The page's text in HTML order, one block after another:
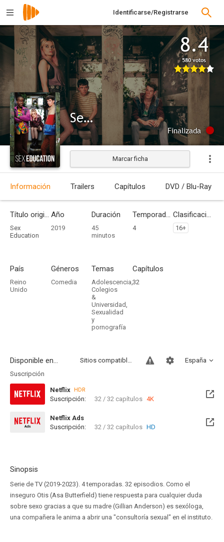
Identificarse/Registrarse
8.4
580 votos
Sex Education
Finalizada
Marcar ficha
Información Trailers Capítulos DVD / Blu-Ray
Título original
Sex
Education
Año
2019
Duración
45
minutos
Temporadas
4
Clasificación por edades
16+
País
Reino
Unido
Géneros
Comedia
Temas
Adolescencia,
Colegios
&
Universidad,
Sexualidad
y
pornografía
Capítulos
32
Disponible en... España
Sitios compatibles
Suscripción
Netflix HDR
Suscripción: 32 / 32 capítulos 4K
Netflix Ads
Suscripción:
32 / 32 capítulos HD
Sinopsis
Serie de TV (2019-2023). 4 temporadas. 32 episodios. Como el
inseguro Otis (Asa Butterfield) tiene respuesta para cualquier duda
sobre sexo gracias a que su madre (Gillian Anderson) es sexóloga,
una compañera le anima a abrir una "consultoría sexual" en el instituto.